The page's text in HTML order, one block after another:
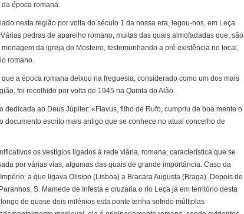
época romana.
nesta região por volta do século 1 da nossa era, legou-nos, em Leça
pedras de aparelho romano, muitas das quais almofadadas que, são
da igreja do Mosteiro, testemunhando a pré existência no local,
romano.
a época romana deixou na freguesia, considerado como um dos mais
foi recolhido por volta de 1945 na Quinta do Alão.
dedicada ao Deus Júpiter: «Flavus, filho de Rufo, cumpriu de boa mente o
documento escrito mais antigo que se conhece no atual concelho de
os vestígios ligados à rede viária, romana, característica que se
por várias vias, algumas das quais de grande importância. Caso da
a que ligava Olisipo (Lisboa) a Bracara Augusta (Braga). Depois de
S. Mamede de Infesta e cruzaria o rio Leça já em território desta
de quase dois milénios esta ponte tenha sofrido múltiplas